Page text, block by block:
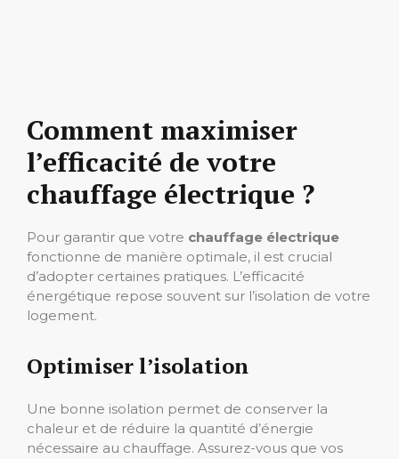
Comment maximiser
l’efficacité de votre
chauffage électrique ?
Pour garantir que votre chauffage électrique
fonctionne de manière optimale, il est crucial
d’adopter certaines pratiques. L’efficacité
énergétique repose souvent sur l’isolation de votre
logement.
Optimiser l’isolation
Une bonne isolation permet de conserver la
chaleur et de réduire la quantité d’énergie
nécessaire au chauffage. Assurez-vous que vos